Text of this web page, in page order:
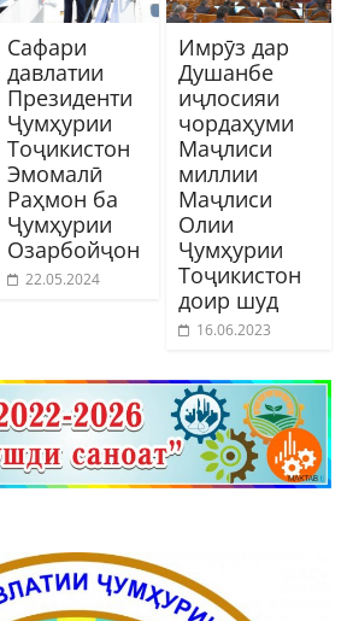
Сафари
давлатии
Президенти
Ҷумҳурии
Тоҷикистон
Эмомалӣ
Раҳмон ба
Ҷумҳурии
Озарбойҷон
22.05.2024
Имрӯз дар
Душанбе
иҷлосияи
чордаҳуми
Маҷлиси
миллии
Маҷлиси
Олии
Ҷумҳурии
Тоҷикистон
доир шуд
16.06.2023